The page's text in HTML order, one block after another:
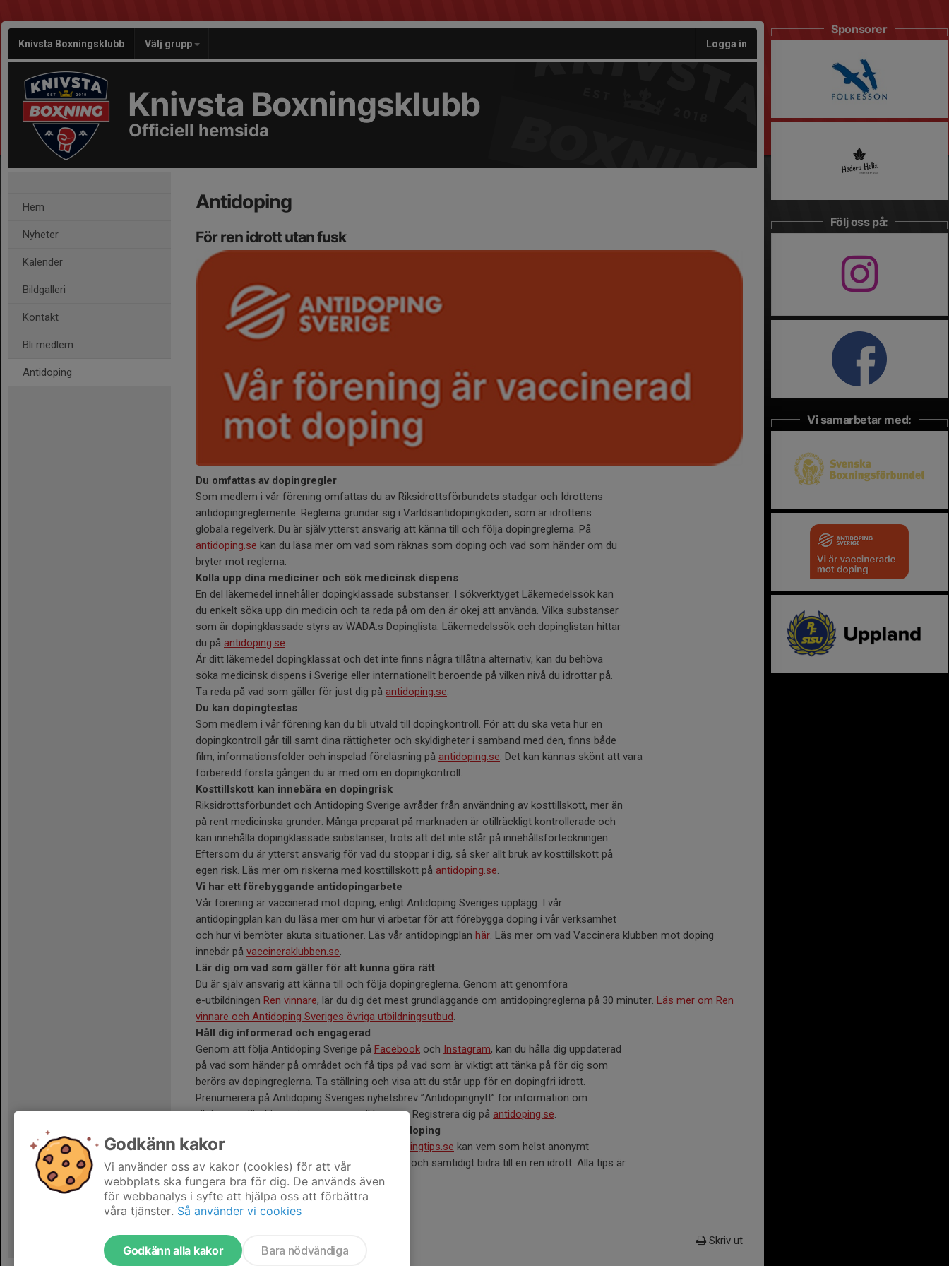
Knivsta Boxningsklubb Välj grupp Logga in
Knivsta Boxningsklubb
Officiell hemsida
Hem
Nyheter
Kalender
Bildgalleri
Kontakt
Bli medlem
Antidoping
Antidoping
För ren idrott utan fusk
Du omfattas av dopingregler
Som medlem i vår förening omfattas du av Riksidrottsförbundets stadgar och Idrottens
antidopingreglemente. Reglerna grundar sig i Världsantidopingkoden, som är idrottens
globala regelverk. Du är själv ytterst ansvarig att känna till och följa dopingreglerna. På
antidoping.se kan du läsa mer om vad som räknas som doping och vad som händer om du
bryter mot reglerna.
Kolla upp dina mediciner och sök medicinsk dispens
En del läkemedel innehåller dopingklassade substanser. I sökverktyget Läkemedelssök kan
du enkelt söka upp din medicin och ta reda på om den är okej att använda. Vilka substanser
som är dopingklassade styrs av WADA:s Dopinglista. Läkemedelssök och dopinglistan hittar
du på antidoping.se.
Är ditt läkemedel dopingklassat och det inte finns några tillåtna alternativ, kan du behöva
söka medicinsk dispens i Sverige eller internationellt beroende på vilken nivå du idrottar på.
Ta reda på vad som gäller för just dig på antidoping.se.
Du kan dopingtestas
Som medlem i vår förening kan du bli utvald till dopingkontroll. För att du ska veta hur en
dopingkontroll går till samt dina rättigheter och skyldigheter i samband med den, finns både
film, informationsfolder och inspelad föreläsning på antidoping.se. Det kan kännas skönt att vara
förberedd första gången du är med om en dopingkontroll.
Kosttillskott kan innebära en dopingrisk
Riksidrottsförbundet och Antidoping Sverige avråder från användning av kosttillskott, mer än
på rent medicinska grunder. Många preparat på marknaden är otillräckligt kontrollerade och
kan innehålla dopingklassade substanser, trots att det inte står på innehållsförteckningen.
Eftersom du är ytterst ansvarig för vad du stoppar i dig, så sker allt bruk av kosttillskott på
egen risk. Läs mer om riskerna med kosttillskott på antidoping.se.
Vi har ett förebyggande antidopingarbete
Vår förening är vaccinerad mot doping, enligt Antidoping Sveriges upplägg. I vår
antidopingplan kan du läsa mer om hur vi arbetar för att förebygga doping i vår verksamhet
och hur vi bemöter akuta situationer. Läs vår antidopingplan här. Läs mer om vad Vaccinera klubben mot doping
innebär på vaccineraklubben.se.
Lär dig om vad som gäller för att kunna göra rätt
Du är själv ansvarig att känna till och följa dopingreglerna. Genom att genomföra
e-utbildningen Ren vinnare, lär du dig det mest grundläggande om antidopingreglerna på 30 minuter. Läs mer om Ren
vinnare och Antidoping Sveriges övriga utbildningsutbud.
Håll dig informerad och engagerad
Genom att följa Antidoping Sverige på Facebook och Instagram, kan du hålla dig uppdaterad
på vad som händer på området och få tips på vad som är viktigt att tänka på för dig som
berörs av dopingreglerna. Ta ställning och visa att du står upp för en dopingfri idrott.
Prenumerera på Antidoping Sveriges nyhetsbrev ”Antidopingnytt” för information om
viktiga regeländringar, intressanta artiklar m.m. Registrera dig på antidoping.se.
Skydda idrotten och rapportera misstänkt doping
Har du sett eller hört något misstänkt?
På dopingtips.se kan vem som helst anonymt
tipsa Antidoping Sverige om misstänkt doping och samtidigt bidra till en ren idrott. Alla tips är
viktiga.
Skriv ut
Sponsorer
Följ oss på:
Vi samarbetar med:
Godkänn kakor
Vi använder oss av kakor (cookies) för att vår
webbplats ska fungera bra för dig. De används även
för webbanalys i syfte att hjälpa oss att förbättra
våra tjänster. Så använder vi cookies
Godkänn alla kakor Bara nödvändiga